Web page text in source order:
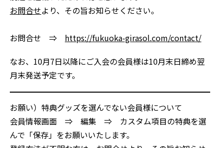
お問合せより、その旨お知らせください。
お問合せ ⇒ https://fukuoka-girasol.com/contact/
なお、10月7日以降にご入会の会員様は10月末日締め翌
月末発送予定です。
お願い）特典グッズを選んでない会員様について
会員情報画面 ⇒ 編集 ⇒ カスタム項目の特典を選
んで「保存」をお願いいたします。